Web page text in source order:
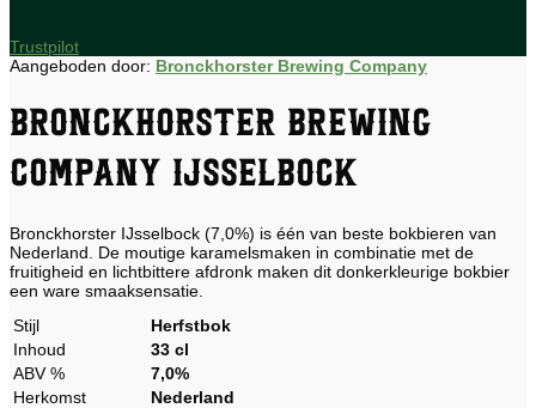
Trustpilot
Aangeboden door: Bronckhorster Brewing Company
Bronckhorster Brewing
Company Ijsselbock
Bronckhorster IJsselbock (7,0%) is één van beste bokbieren van
Nederland. De moutige karamelsmaken in combinatie met de
fruitigheid en lichtbittere afdronk maken dit donkerkleurige bokbier
een ware smaaksensatie.
Stijl
Herfstbok
Inhoud
33 cl
ABV %
7,0%
Herkomst
Nederland